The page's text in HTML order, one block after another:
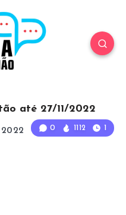
0 1112 1
até 27/11/2022
1 Min Read